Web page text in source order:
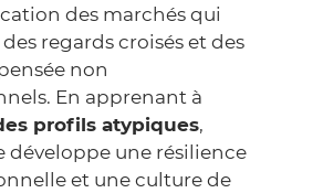
des marchés qui
regards croisés et des
non
En apprenant à
profils atypiques,
développe une résilience
et une culture de